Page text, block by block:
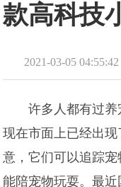
款高科技
2021-03-05 04:55:42
许多人都有过养
现在市面上已经出
意，它们可以追踪
能陪宠物玩耍。最